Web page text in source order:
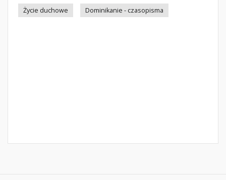
Życie duchowe
Dominikanie - czasopisma